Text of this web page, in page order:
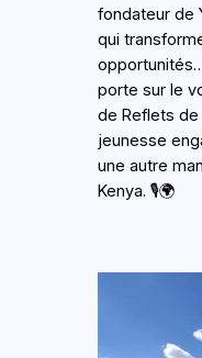
fondateur de
qui
porte sur le
de Reflets
jeunesse
une autre
Kenya. 🎙️🌍